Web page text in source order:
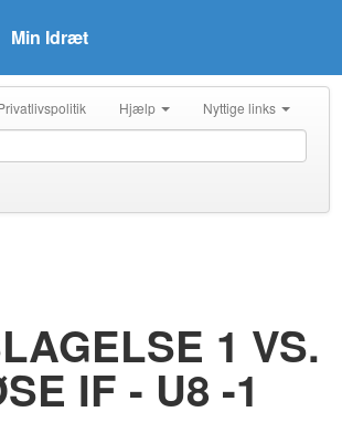
Min Idræt
Hjælp Nyttige links
1 VS.
IF - U8 -1